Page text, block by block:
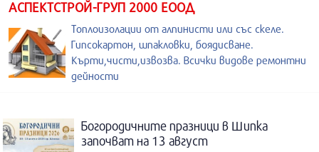
АСПЕКТСТРОЙ-ГРУП 2000 ЕООД
Топлоизолации от алпинисти или със скеле.
Гипсокартон, шпакловки, боядисване.
Кърти,чисти,извозва. Всички видове ремонтни
дейности
Богородичните празници в Шипка
започват на 13 август